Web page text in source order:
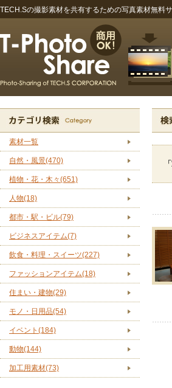
TECH.Sの撮影素材を共有するための写真素材無料
素材一覧
自然・風景(470)
植物・花・木々(651)
人物(18)
都市・駅・ビル(79)
ビジネスアイテム(7)
飲食・料理・スイーツ(227)
ファッションアイテム(18)
住まい・建物(29)
モノ・日用品(54)
イベント(184)
動物(144)
加工用素材(73)